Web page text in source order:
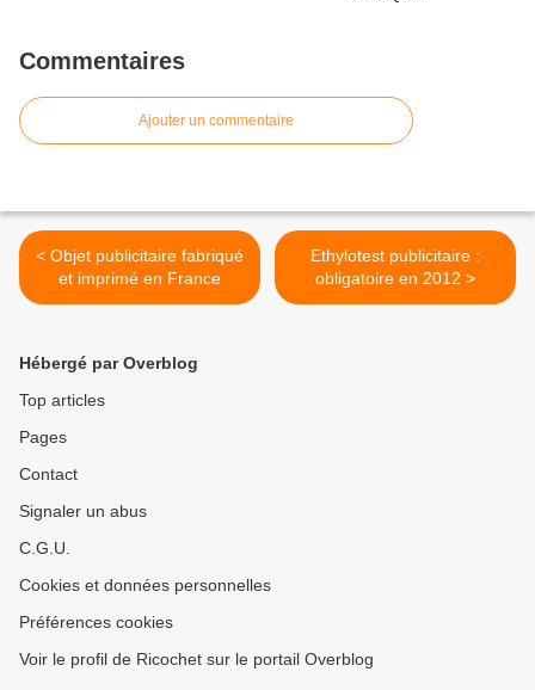
Commentaires
Ajouter un commentaire
< Objet publicitaire fabriqué
et imprimé en France
Ethylotest publicitaire :
obligatoire en 2012 >
Hébergé par Overblog
Top articles
Pages
Contact
Signaler un abus
C.G.U.
Cookies et données personnelles
Préférences cookies
Voir le profil de Ricochet sur le portail Overblog